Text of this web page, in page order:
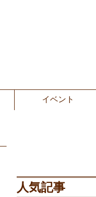
イベント
人気記事